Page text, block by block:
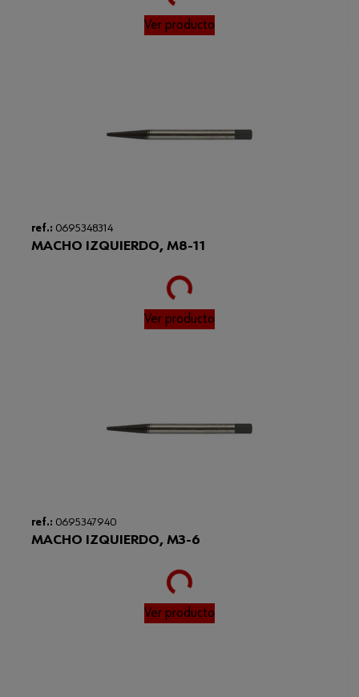
Loading...
Ver producto
ref.: 0695348314
MACHO IZQUIERDO, M8-11
Loading...
Ver producto
ref.: 0695347940
MACHO IZQUIERDO, M3-6
Loading...
Ver producto